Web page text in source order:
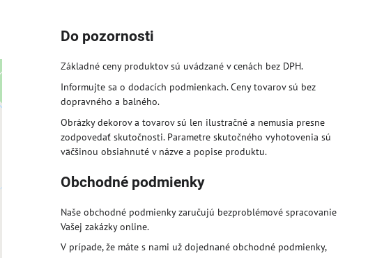
Do pozornosti
Základné ceny produktov sú uvádzané v cenách bez DPH.
Informujte sa o dodacích podmienkach. Ceny tovarov sú bez
dopravného a balného.
Obrázky dekorov a tovarov sú len ilustračné a nemusia presne
zodpovedať skutočnosti. Parametre skutočného vyhotovenia sú
väčšinou obsiahnuté v názve a popise produktu.
Obchodné podmienky
Naše obchodné podmienky zaručujú bezproblémové spracovanie
Vašej zakázky online.
V prípade, že máte s nami už dojednané obchodné podmienky,